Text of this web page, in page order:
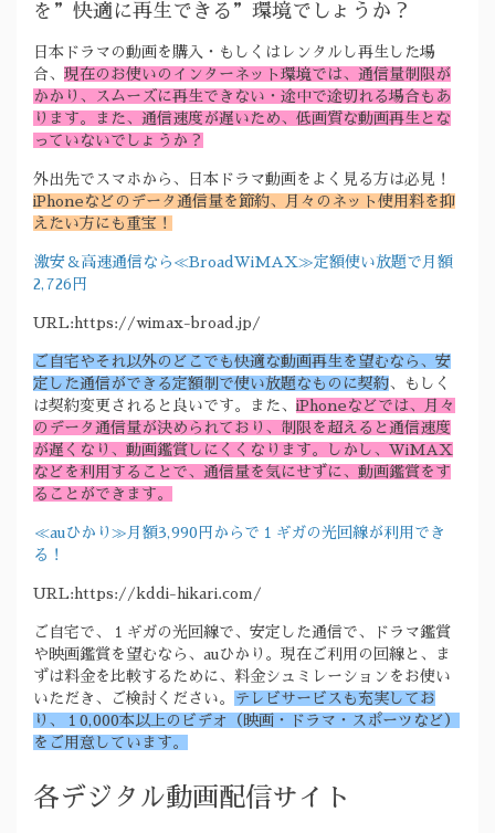
を”快適に再生できる”環境でしょうか？
日本ドラマの動画を購入・もしくはレンタルし再生した場
合、 現在のお使いのインターネット環境では、通信量制限が
かかり、スムーズに再生できない・途中で途切れる場合もあ
ります。また、通信速度が遅いため、低画質な動画再生とな
っていないでしょうか？
外出先でスマホから、日本ドラマ動画をよく見る方は必見！
iPhoneなどのデータ通信量を節約、月々のネット使用料を抑
えたい方にも重宝！
激安＆高速通信なら≪BroadWiMAX≫定額使い放題で月額
2,726円
URL:https://wimax-broad.jp/
ご自宅やそれ以外のどこでも快適な動画再生を望むなら、安
定した通信ができる定額制で使い放題なものに契約、もしく
は契約変更されると良いです。また、 iPhoneなどでは、月々
のデータ通信量が決められており、制限を超えると通信速度
が遅くなり、動画鑑賞しにくくなります。しかし、WiMAX
などを利用することで、通信量を気にせずに、動画鑑賞をす
ることができます。
≪auひかり≫月額3,990円からで１ギガの光回線が利用でき
る！
URL:https://kddi-hikari.com/
ご自宅で、１ギガの光回線で、安定した通信で、ドラマ鑑賞
や映画鑑賞を望むなら、auひかり。現在ご利用の回線と、ま
ずは料金を比較するために、料金シュミレーションをお使い
いただき、ご検討ください。
テレビサービスも充実してお
り、１0,000本以上のビデオ（映画・ドラマ・スポーツなど）
をご用意しています。
各デジタル動画配信サイト